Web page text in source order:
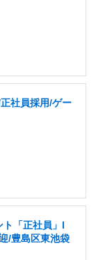
社員採用/ゲー
ト「正社員」I
/豊島区東池袋